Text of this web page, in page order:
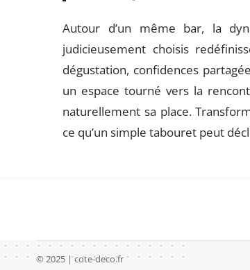
Autour d’un même bar, la
judicieusement choisis
dégustation, confidences
un espace tourné vers la
naturellement sa place.
ce qu’un simple tabouret peut
© 2025 | cote-deco.fr